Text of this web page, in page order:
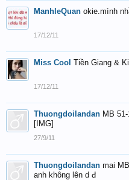
ManhleQuan okie.mình
17/12/11
Miss Cool Tiền Giang &
17/12/11
Thuongdoilandan MB
[IMG]
27/9/11
Thuongdoilandan mai
anh không lên d đ